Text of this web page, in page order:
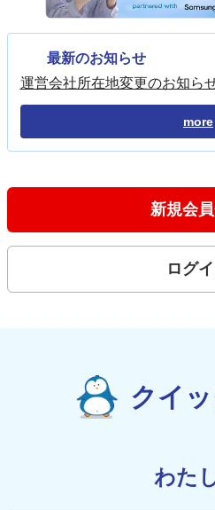
最新のお知らせ
運営会社所在地変更のお知ら
more
新規会
ログ
クイ
わた